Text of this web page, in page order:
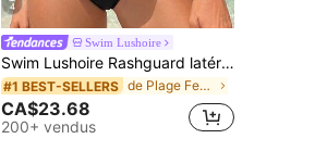
4
Swim Lushoire
Swim Lushoire Rashguard latéral à cordon de serrage pour la plage d'été avec demi-zip et manches courtes
#1 BEST-SELLERS de Plage Femmes Rashguards
CA$23.68
200+ vendus